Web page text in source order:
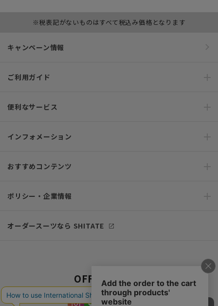
※税表記がないものはすべて税込み価格となります
キャンペーン情報
ご利用ガイド
便利なサービス
インフォメーション
おすすめコンテンツ
ポリシー・企業情報
オーダースーツなら SHITATE
OFFICIAL SNS